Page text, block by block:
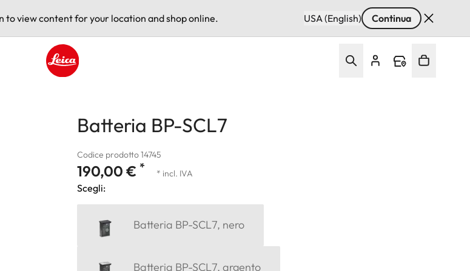
to view content for your location and shop online. USA (English) Continua
Batteria BP-SCL7
Codice prodotto 14745
190,00 € * * incl. IVA
Scegli:
Batteria BP-SCL7, nero
Batteria BP-SCL7, argento